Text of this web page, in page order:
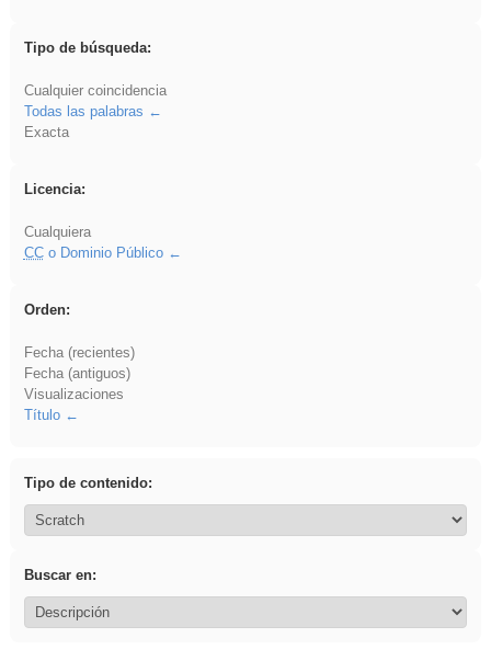
Tipo de búsqueda:
Cualquier coincidencia
Todas las palabras
Exacta
Licencia:
Cualquiera
CCo Dominio Público
Orden:
Fecha (recientes)
Fecha (antiguos)
Visualizaciones
Título
Tipo de contenido:
Buscar en: